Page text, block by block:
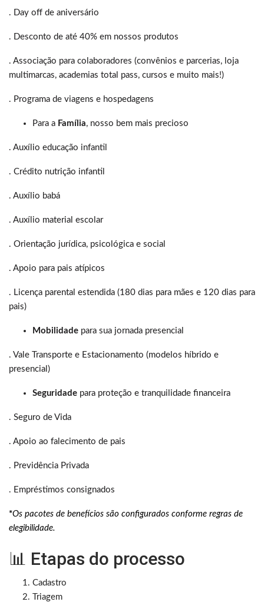
. Day off de aniversário
. Desconto de até 40% em nossos produtos
. Associação para colaboradores (convênios e parcerias, loja
multimarcas, academias total pass, cursos e muito mais!)
. Programa de viagens e hospedagens
Para a Família, nosso bem mais precioso
. Auxílio educação infantil
. Crédito nutrição infantil
. Auxílio babá
. Auxílio material escolar
. Orientação jurídica, psicológica e social
. Apoio para pais atípicos
. Licença parental estendida (180 dias para mães e 120 dias para
pais)
Mobilidade para sua jornada presencial
. Vale Transporte e Estacionamento (modelos híbrido e
presencial)
Seguridade para proteção e tranquilidade financeira
. Seguro de Vida
. Apoio ao falecimento de pais
. Previdência Privada
. Empréstimos consignados
*Os pacotes de benefícios são configurados conforme regras de
elegibilidade.
📊 Etapas do processo
Cadastro
Triagem